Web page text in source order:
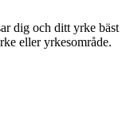
dig och ditt yrke bäst
eller yrkesområde.